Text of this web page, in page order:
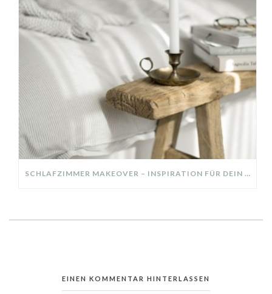
SCHLAFZIMMER MAKEOVER – INSPIRATION FÜR DEIN SCHLAFZIMMER: AUS ALT MACH NEU – HELL, GEMÜTLICH UND EINLADEND
EINEN KOMMENTAR HINTERLASSEN